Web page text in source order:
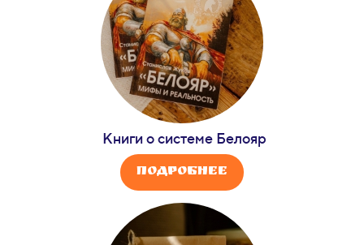
Книги о системе Белояр
Подробнее